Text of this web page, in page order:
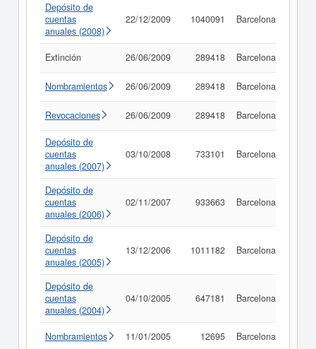
Depósito de
cuentas
anuales (2008)
22/12/2009 1040091 Barcelona
Extinción 26/06/2009 289418 Barcelona
Nombramientos 26/06/2009 289418 Barcelona
Revocaciones 26/06/2009 289418 Barcelona
Depósito de
cuentas
anuales (2007)
03/10/2008 733101 Barcelona
Depósito de
cuentas
anuales (2006)
02/11/2007 933663 Barcelona
Depósito de
cuentas
anuales (2005)
13/12/2006 1011182 Barcelona
Depósito de
cuentas
anuales (2004)
04/10/2005 647181 Barcelona
Nombramientos 11/01/2005 12695 Barcelona